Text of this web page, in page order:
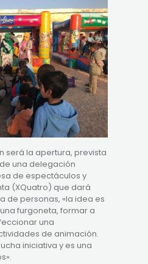
será la apertura, prevista
una delegación
de espectáculos y
(XQuatro) que dará
de personas, «la idea es
furgoneta, formar a
una
de animación.
iniciativa y es una